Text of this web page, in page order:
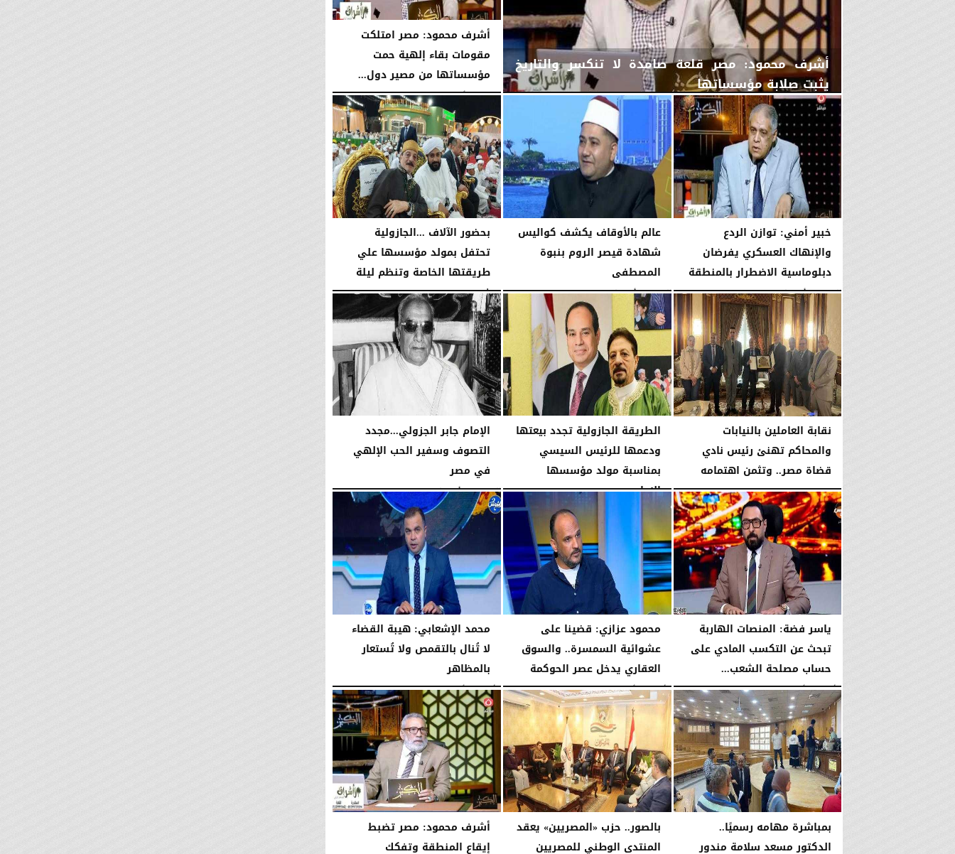
أشرف محمود: مصر قلعة صامدة لا تنكسر والتاريخ
يثبت صلابة مؤسساتها
الجمعة، 7 أغسطس 2026 10:15 مـ
أشرف محمود: مصر امتلكت
مقومات بقاء إلهية حمت
مؤسساتها من مصير دول...
الجمعة، 7 أغسطس 2026 10:12 مـ
خبير أمني: توازن الردع
والإنهاك العسكري يفرضان
دبلوماسية الاضطرار بالمنطقة
الجمعة، 7 أغسطس 2026 10:06 مـ
عالم بالأوقاف يكشف كواليس
شهادة قيصر الروم بنبوة
المصطفى
الجمعة، 7 أغسطس 2026 10:04 مـ
بحضور الآلاف ...الجازولية
تحتفل بمولد مؤسسها علي
طريقتها الخاصة وتنظم ليلة
في...
الجمعة، 7 أغسطس 2026 11:31 صـ
نقابة العاملين بالنيابات
والمحاكم تهنئ رئيس نادي
قضاة مصر.. وتثمن اهتمامه
بدعم...
الخميس، 6 أغسطس 2026 06:22 مـ
الطريقة الجازولية تجدد بيعتها
ودعمها للرئيس السيسي
بمناسبة مولد مؤسسها
الإمام...
الخميس، 6 أغسطس 2026 02:46 مـ
الإمام جابر الجزولي...مجدد
التصوف وسفير الحب الإلهي
في مصر
الخميس، 6 أغسطس 2026 01:45 مـ
ياسر فضة: المنصات الهاربة
تبحث عن التكسب المادي على
حساب مصلحة الشعب...
الأربعاء، 5 أغسطس 2026 08:42 مـ
محمود عزازي: قضينا على
عشوائية السمسرة.. والسوق
العقاري يدخل عصر الحوكمة
الأربعاء، 5 أغسطس 2026 08:19 مـ
محمد الإشعابي: هيبة القضاء
لا تُنال بالتقمص ولا تُستعار
بالمظاهر
الأربعاء، 5 أغسطس 2026 08:17 مـ
بمباشرة مهامه رسميًا..
الدكتور مسعد سلامة مندور
بالصور.. حزب «المصريين» يعقد
المنتدى الوطني للمصريين
أشرف محمود: مصر تضبط
إيقاع المنطقة وتفكك